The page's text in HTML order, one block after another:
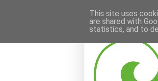
This site uses
are shared with
statistics, and to